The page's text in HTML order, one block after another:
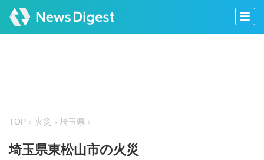
TOP 火災 埼玉県
埼玉県東松山市の火災